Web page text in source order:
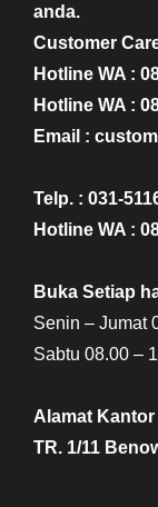
anda.
Customer
Hotline WA :
Hotline WA :
Email :
Telp. : 031-
Hotline WA :
Buka Setiap
Senin – Jumat
Sabtu 08.00 –
Alamat
TR. 1/11